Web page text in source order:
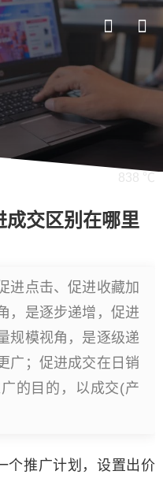
838 ℃
成交区别在哪里
进点击、促进收藏加
，是逐步递增，促进
规模视角，是逐级递
广；促进成交在日销
的目的，以成交(产
个推广计划，设置出价